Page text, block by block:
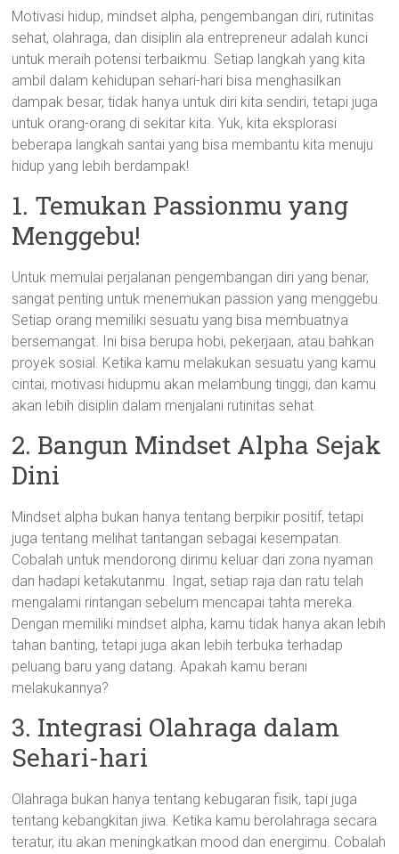
Motivasi hidup, mindset alpha, pengembangan diri, rutinitas
sehat, olahraga, dan disiplin ala entrepreneur adalah kunci
untuk meraih potensi terbaikmu. Setiap langkah yang kita
ambil dalam kehidupan sehari-hari bisa menghasilkan
dampak besar, tidak hanya untuk diri kita sendiri, tetapi juga
untuk orang-orang di sekitar kita. Yuk, kita eksplorasi
beberapa langkah santai yang bisa membantu kita menuju
hidup yang lebih berdampak!
1. Temukan Passionmu yang
Menggebu!
Untuk memulai perjalanan pengembangan diri yang benar,
sangat penting untuk menemukan passion yang menggebu.
Setiap orang memiliki sesuatu yang bisa membuatnya
bersemangat. Ini bisa berupa hobi, pekerjaan, atau bahkan
proyek sosial. Ketika kamu melakukan sesuatu yang kamu
cintai, motivasi hidupmu akan melambung tinggi, dan kamu
akan lebih disiplin dalam menjalani rutinitas sehat.
2. Bangun Mindset Alpha Sejak
Dini
Mindset alpha bukan hanya tentang berpikir positif, tetapi
juga tentang melihat tantangan sebagai kesempatan.
Cobalah untuk mendorong dirimu keluar dari zona nyaman
dan hadapi ketakutanmu. Ingat, setiap raja dan ratu telah
mengalami rintangan sebelum mencapai tahta mereka.
Dengan memiliki mindset alpha, kamu tidak hanya akan lebih
tahan banting, tetapi juga akan lebih terbuka terhadap
peluang baru yang datang. Apakah kamu berani
melakukannya?
3. Integrasi Olahraga dalam
Sehari-hari
Olahraga bukan hanya tentang kebugaran fisik, tapi juga
tentang kebangkitan jiwa. Ketika kamu berolahraga secara
teratur, itu akan meningkatkan mood dan energimu. Cobalah